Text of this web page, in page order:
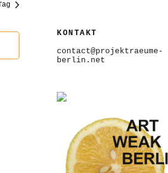
KONTAKT
contact@projektraeume-
berlin.net